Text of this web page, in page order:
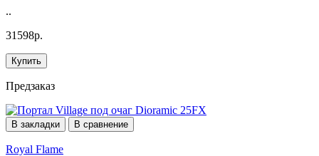
..
31598р.
Купить
Предзаказ
В закладки В сравнение
Royal Flame